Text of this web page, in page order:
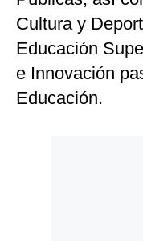
Cultura y
Educación
e Innovación
Educación.